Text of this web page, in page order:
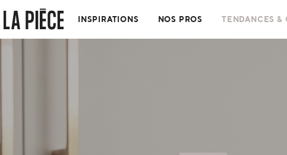
INSPIRATIONS NOS PROS TENDANCES &